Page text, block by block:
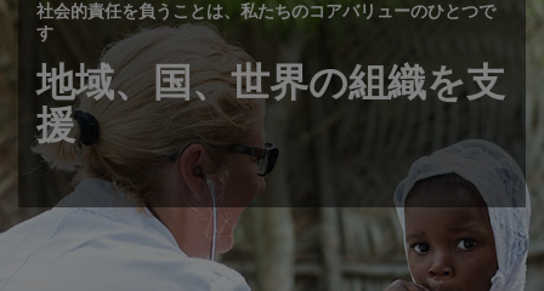
社会的責任を負うことは、私たちのコアバリューのひとつで
す
地域、国、世界の組織を支
援